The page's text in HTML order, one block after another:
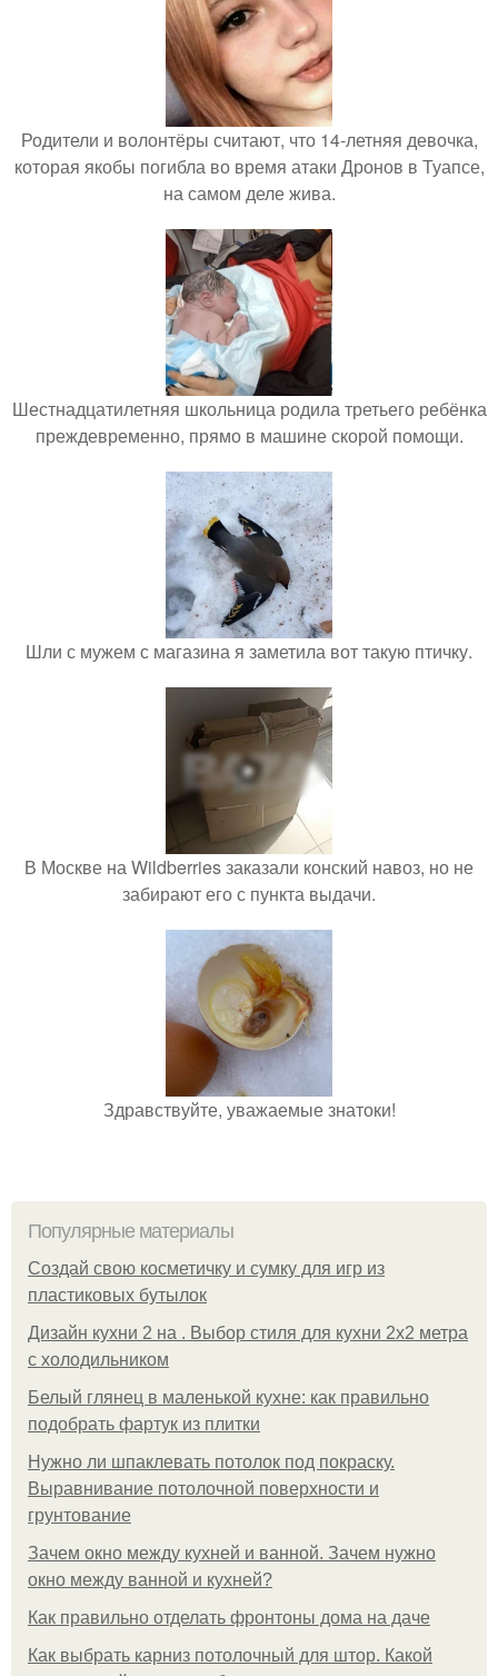
Родители и волонтёры считают, что 14-летняя девочка,
которая якобы погибла во время атаки Дронов в Туапсе,
на самом деле жива.
Шестнадцатилетняя школьница родила третьего ребёнка
преждевременно, прямо в машине скорой помощи.
Шли с мужем с магазина я заметила вот такую птичку.
В Москве на Wildberries заказали конский навоз, но не
забирают его с пункта выдачи.
Здравствуйте, уважаемые знатоки!
Популярные материалы
Создай свою косметичку и сумку для игр из
пластиковых бутылок
Дизайн кухни 2 на . Выбор стиля для кухни 2х2 метра
с холодильником
Белый глянец в маленькой кухне: как правильно
подобрать фартук из плитки
Нужно ли шпаклевать потолок под покраску.
Выравнивание потолочной поверхности и
грунтование
Зачем окно между кухней и ванной. Зачем нужно
окно между ванной и кухней?
Как правильно отделать фронтоны дома на даче
Как выбрать карниз потолочный для штор. Какой